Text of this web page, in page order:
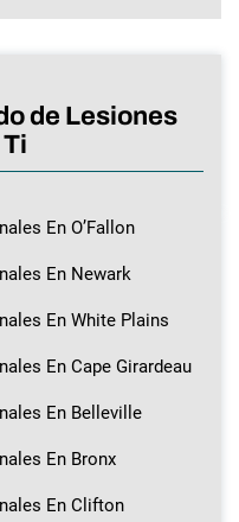
de Lesiones
En O’Fallon
En Newark
En White Plains
En Cape Girardeau
En Belleville
En Bronx
En Clifton